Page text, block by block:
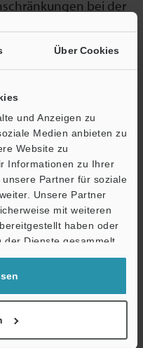
Über Cookies
und Anzeigen zu
Medien anbieten zu
Website zu
Informationen zu Ihrer
Partner für soziale
Unsere Partner
mit weiteren
haben oder
der Dienste gesammelt
bei der
Anwender
bei Bedarf eine